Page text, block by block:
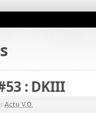
: DKIII
Actu V.O.